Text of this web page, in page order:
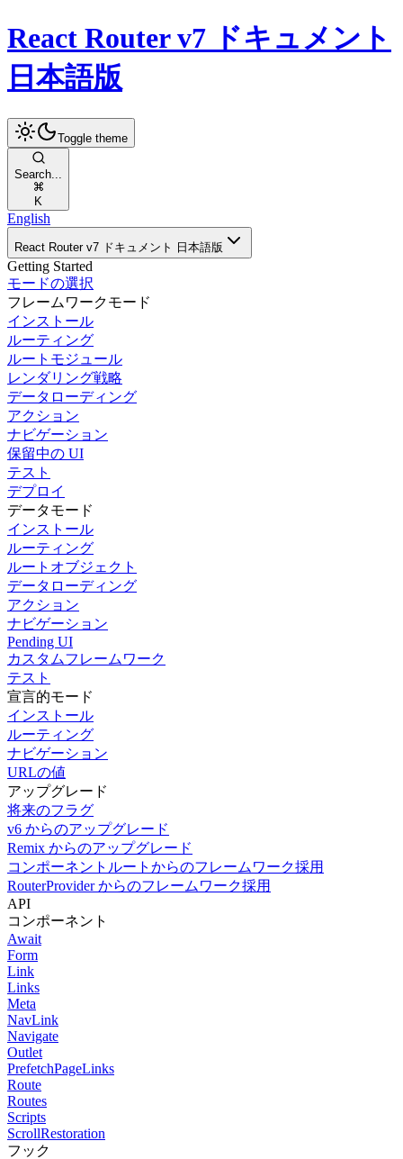
React Router v7 ドキュメント
日本語版
Toggle theme
Search...
K
English
React Router v7 ドキュメント 日本語版
Getting Started
モードの選択
フレームワークモード
インストール
ルーティング
ルートモジュール
レンダリング戦略
データローディング
アクション
ナビゲーション
保留中の UI
テスト
デプロイ
データモード
インストール
ルーティング
ルートオブジェクト
データローディング
アクション
ナビゲーション
Pending UI
カスタムフレームワーク
テスト
宣言的モード
インストール
ルーティング
ナビゲーション
URLの値
アップグレード
将来のフラグ
v6 からのアップグレード
Remix からのアップグレード
コンポーネントルートからのフレームワーク採用
RouterProvider からのフレームワーク採用
API
コンポーネント
Await
Form
Link
Links
Meta
NavLink
Navigate
Outlet
PrefetchPageLinks
Route
Routes
Scripts
ScrollRestoration
フック